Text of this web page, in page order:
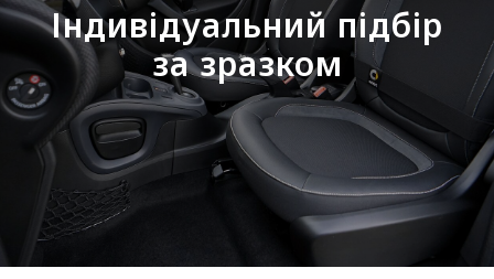
Індивідуальний підбір
за зразком